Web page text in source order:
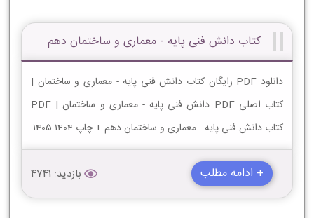
کتاب دانش فنی پایه - معماری و ساختمان دهم
دانلود PDF رایگان کتاب دانش فنی پایه - معماری و ساختمان |
کتاب اصلی PDF دانش فنی پایه - معماری و ساختمان | PDF
کتاب دانش فنی پایه - معماری و ساختمان دهم + چاپ 1404-1405
+ ادامه مطلب بازدید: 4741